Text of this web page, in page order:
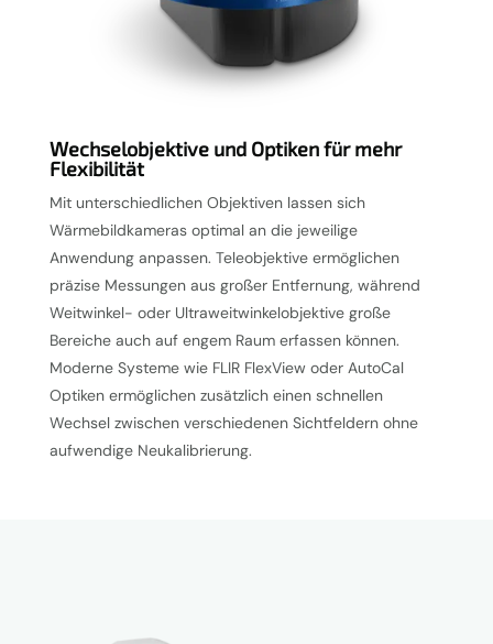
Wechselobjektive und Optiken für mehr
Flexibilität
Mit unterschiedlichen Objektiven lassen sich
Wärmebildkameras optimal an die jeweilige
Anwendung anpassen. Teleobjektive ermöglichen
präzise Messungen aus großer Entfernung, während
Weitwinkel- oder Ultraweitwinkelobjektive große
Bereiche auch auf engem Raum erfassen können.
Moderne Systeme wie FLIR FlexView oder AutoCal
Optiken ermöglichen zusätzlich einen schnellen
Wechsel zwischen verschiedenen Sichtfeldern ohne
aufwendige Neukalibrierung.